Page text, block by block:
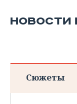
НОВОСТИ
Сюжеты